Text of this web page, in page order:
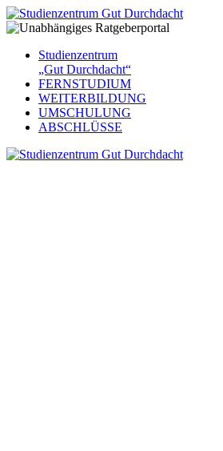
Studienzentrum
„Gut Durchdacht“
FERNSTUDIUM
WEITERBILDUNG
UMSCHULUNG
ABSCHLÜSSE